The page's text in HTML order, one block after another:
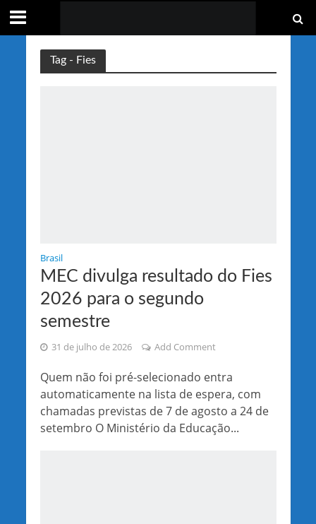
Tag - Fies
Brasil
MEC divulga resultado do Fies
2026 para o segundo
semestre
31 de julho de 2026 Add Comment
Quem não foi pré-selecionado entra
automaticamente na lista de espera, com
chamadas previstas de 7 de agosto a 24 de
setembro O Ministério da Educação...